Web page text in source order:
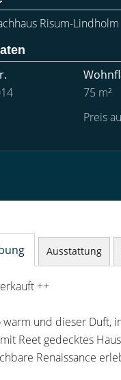
Risum-Lindholm
75 m²
Preis
Ausstattung
++
warm und dieser Duft,
Reet gedecktes
Renaissance